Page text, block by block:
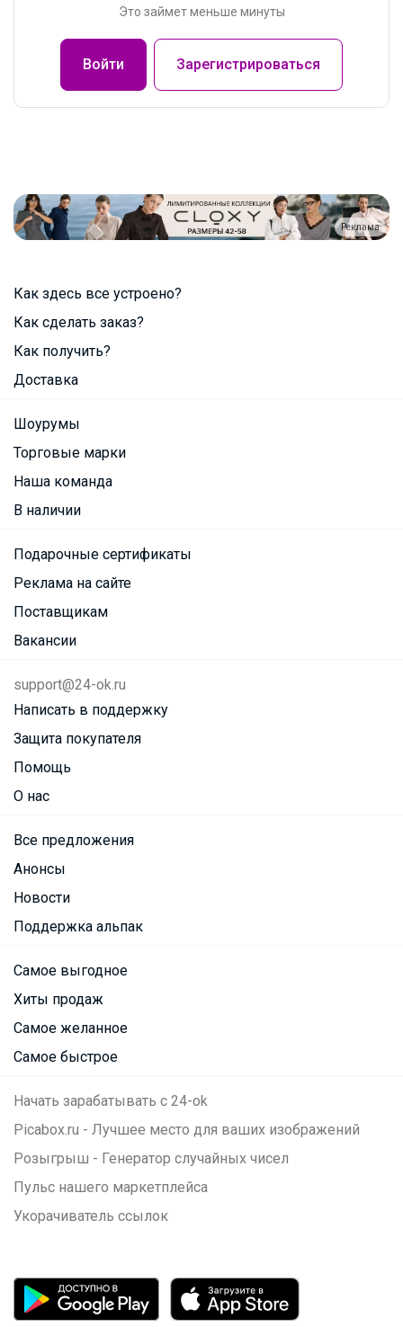
Это займет меньше минуты
Войти Зарегистрироваться
Реклама
Как здесь все устроено?
Как сделать заказ?
Как получить?
Доставка
Шоурумы
Торговые марки
Наша команда
В наличии
Подарочные сертификаты
Реклама на сайте
Поставщикам
Вакансии
support@24-ok.ru
Написать в поддержку
Защита покупателя
Помощь
О нас
Все предложения
Анонсы
Новости
Поддержка альпак
Самое выгодное
Хиты продаж
Самое желанное
Самое быстрое
Начать зарабатывать с 24-ok
Picabox.ru - Лучшее место для ваших изображений
Розыгрыш - Генератор случайных чисел
Пульс нашего маркетплейса
Укорачиватель ссылок